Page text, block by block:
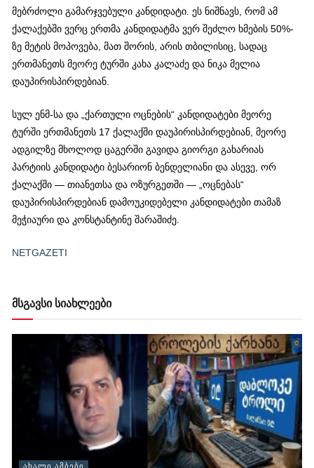
მებრძოლი გამარჯვებული კანდიდატი. ეს ნიშნავს, რომ ამ
ქალაქებში ვერც ერთმა კანდიდატმა ვერ შეძლო ხმების 50%-
ზე მეტის მოპოვება, მათ შორის, არის თბილისიც, სადაც
ერთმანეთს მეორე ტურში კახა კალაძე და ნიკა მელია
დაუპირისპირდებიან.
სულ ენმ-სა და „ქართული ოცნების“ კანდიდატები მეორე
ტურში ერთმანეთს 17 ქალაქში დაუპირისპირდებიან, მეორე
ადგილზე მხოლოდ ცაგერში გავიდა გიორგი გახარიას
პარტიის კანდიდატი ბესარიონ ბენდელიანი და ასევე, ორ
ქალაქში — თიანეთსა და ოზურგეთში — „ოცნებას“
დაუპირისპირდებიან დამოუკიდებელი კანდიდატები თამაზ
მეჭიაური და კონსტანტინე შარაშიძე.
NETGAZETI
მსგავსი სიახლეები
ᲐᲮᲐᲚᲘ ᲐᲛᲑᲔᲑᲘ